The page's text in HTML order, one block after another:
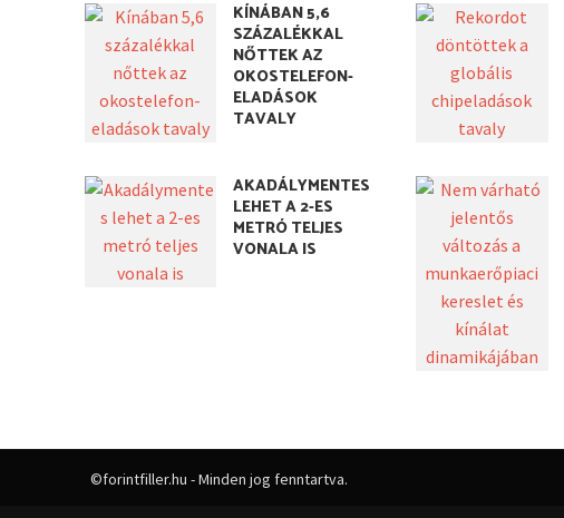
KÍNÁBAN 5,6
SZÁZALÉKKAL
NŐTTEK AZ
OKOSTELEFON-
ELADÁSOK
TAVALY
AKADÁLYMENTES
LEHET A 2-ES
METRÓ TELJES
VONALA IS
©forintfiller.hu - Minden jog fenntartva.